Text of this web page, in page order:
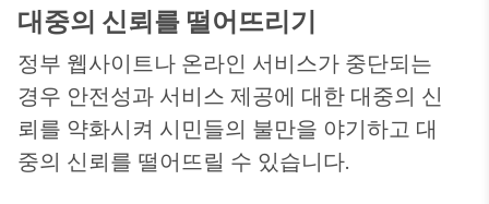
대중의 신뢰를 떨어뜨리기
정부 웹사이트나 온라인 서비스가 중단되는
경우 안전성과 서비스 제공에 대한 대중의 신
뢰를 약화시켜 시민들의 불만을 야기하고 대
중의 신뢰를 떨어뜨릴 수 있습니다.